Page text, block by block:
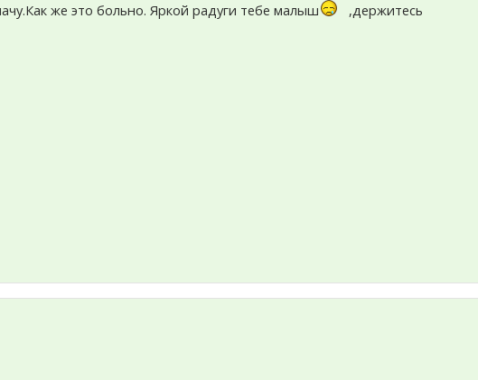
же это больно. Яркой радуги тебе малыш ,держитесь